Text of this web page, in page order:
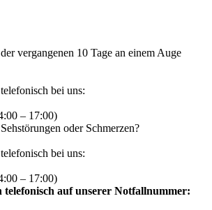
vergangenen 10 Tage an einem Auge
bei uns:
– 17:00)
oder Schmerzen?
bei uns:
– 17:00)
telefonisch auf unserer Notfallnummer: